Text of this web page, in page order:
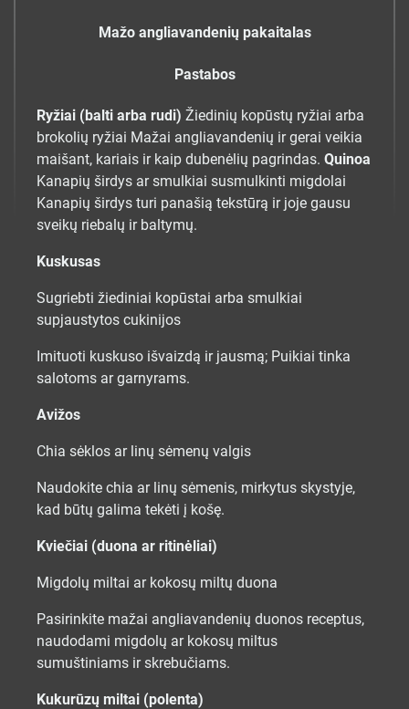
Mažo angliavandenių pakaitalas
Pastabos
Ryžiai (balti arba rudi) Žiedinių kopūstų ryžiai arba
brokolių ryžiai Mažai angliavandenių ir gerai veikia
maišant, kariais ir kaip dubenėlių pagrindas. Quinoa
Kanapių širdys ar smulkiai susmulkinti migdolai
Kanapių širdys turi panašią tekstūrą ir joje gausu
sveikų riebalų ir baltymų.
Kuskusas
Sugriebti žiediniai kopūstai arba smulkiai
supjaustytos cukinijos
Imituoti kuskuso išvaizdą ir jausmą; Puikiai tinka
salotoms ar garnyrams.
Avižos
Chia sėklos ar linų sėmenų valgis
Naudokite chia ar linų sėmenis, mirkytus skystyje,
kad būtų galima tekėti į košę.
Kviečiai (duona ar ritinėliai)
Migdolų miltai ar kokosų miltų duona
Pasirinkite mažai angliavandenių duonos receptus,
naudodami migdolų ar kokosų miltus
sumuštiniams ir skrebučiams.
Kukurūzų miltai (polenta)